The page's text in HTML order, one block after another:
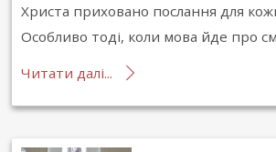
Христа приховано послання для
Особливо тоді, коли мова йде про
Читати далі...